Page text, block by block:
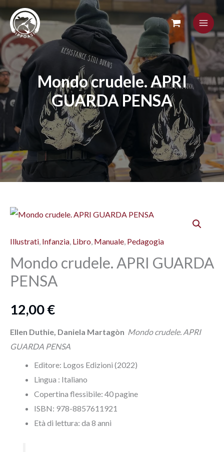
Skip
to
content
Mondo crudele. APRI
GUARDA PENSA
Illustrati Infanzia Libro Manuale Pedagogia
Mondo crudele. APRI GUARDA
PENSA
12,00€
Ellen Duthie, Daniela Martagòn Mondo crudele. APRI
GUARDA PENSA
Editore: Logos Edizioni (2022)
Lingua :‎ Italiano
Copertina flessibile: ‎40 pagine
ISBN‏: ‎978-8857611921
Età di lettura: da 8 anni
Mondo
APRI
GUARDA
PENSA
quantità